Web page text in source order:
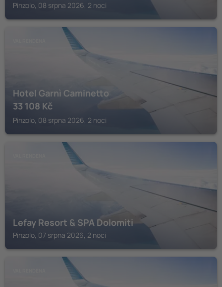
Pinzolo, 08 srpna 2026, 2 noci
Hotel Garnì Caminetto
33 108 Kč
Pinzolo, 08 srpna 2026, 2 noci
Lefay Resort & SPA Dolomiti
Pinzolo, 07 srpna 2026, 2 noci